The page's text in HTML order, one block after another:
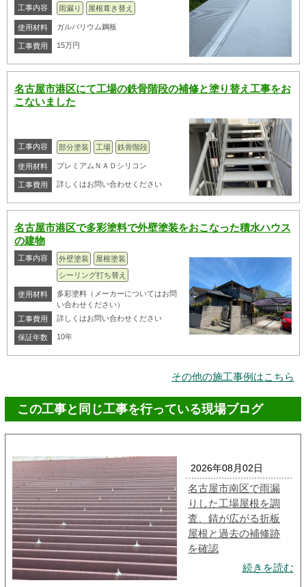
工事内容 雨漏り 屋根葺き替え
使用材料 ガルバリウム鋼板
工事費用 15万円
名古屋市港区にて工場の鉄骨階段の補修と塗り替え工事をお
こないました
工事内容 部分塗装 工場 鉄骨階段
使用材料 プレミアムＮＡＤシリコン
工事費用 詳しくはお問い合わせください
名古屋市港区で多彩塗料で外壁塗装をおこなった積水ハウス
の建物
工事内容 外壁塗装
屋根塗装
シーリング打ち替え
使用材料
多彩塗料（メーカーについてはお問
い合わせください）
工事費用
詳しくはお問い合わせください
保証年数 10年
その他の施工事例はこちら
この工事と同じ工事を行っている現場ブログ
2026年08月02日
名古屋市南区で雨漏
りした工場屋根を調
査、錆が広がる折板
屋根と過去の補修跡
を確認
続きを読む